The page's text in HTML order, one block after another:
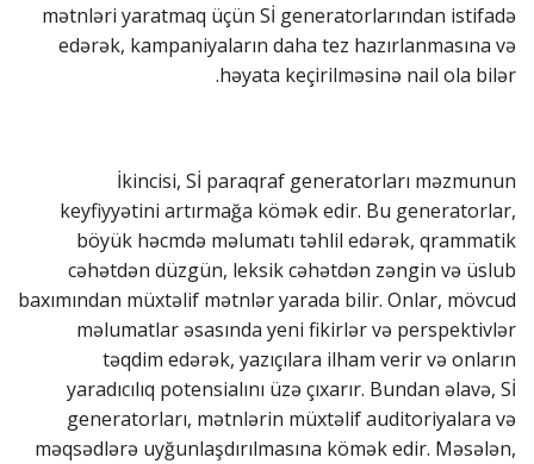
mətnləri yaratmaq üçün Sİ generatorlarından istifadə
edərək, kampaniyaların daha tez hazırlanmasına və
həyata keçirilməsinə nail ola bilər.
İkincisi, Sİ paraqraf generatorları məzmunun
keyfiyyətini artırmağa kömək edir. Bu generatorlar,
böyük həcmdə məlumatı təhlil edərək, qrammatik
cəhətdən düzgün, leksik cəhətdən zəngin və üslub
baxımından müxtəlif mətnlər yarada bilir. Onlar, mövcud
məlumatlar əsasında yeni fikirlər və perspektivlər
təqdim edərək, yazıçılara ilham verir və onların
yaradıcılıq potensialını üzə çıxarır. Bundan əlavə, Sİ
generatorları, mətnlərin müxtəlif auditoriyalara və
məqsədlərə uyğunlaşdırılmasına kömək edir. Məsələn,